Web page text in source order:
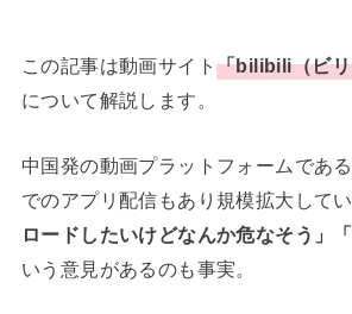
この記事は動画サイト「bilibili（ビ
について解説します。
中国発の動画プラットフォームであ
でのアプリ配信もあり規模拡大してい
ロードしたいけどなんか危なそう」
いう意見があるのも事実。